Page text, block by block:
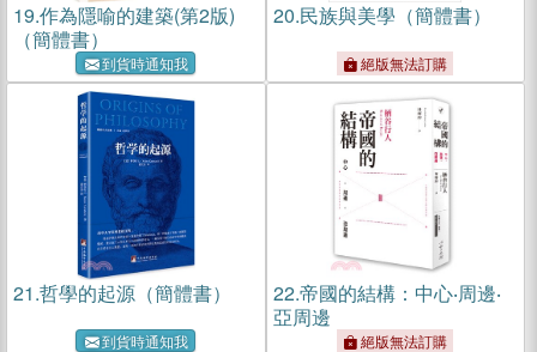
19.作為隱喻的建築(第2版)
（簡體書）
到貨時通知我
20.民族與美學（簡體書）
絕版無法訂購
21.哲學的起源（簡體書）
到貨時通知我
22.帝國的結構：中心‧周邊‧
亞周邊
絕版無法訂購